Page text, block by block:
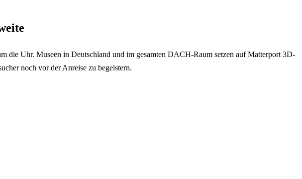
Uhr. Museen in Deutschland und im gesamten DACH-Raum setzen auf Matterport 3D-
noch vor der Anreise zu begeistern.